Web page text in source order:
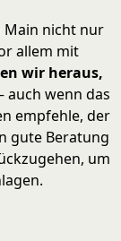
Main nicht nur
allem mit
wir heraus,
auch wenn das
empfehle, der
gute Beratung
um